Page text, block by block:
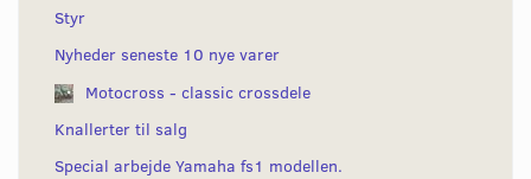
Styr
Nyheder seneste 10 nye varer
Motocross - classic crossdele
Knallerter til salg
Special arbejde Yamaha fs1 modellen.